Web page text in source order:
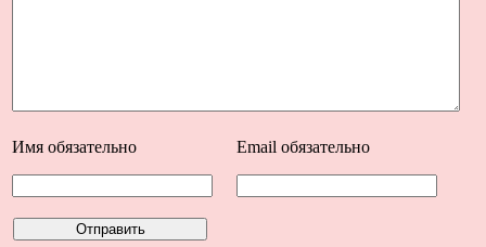
Имя обязательно Email обязательно